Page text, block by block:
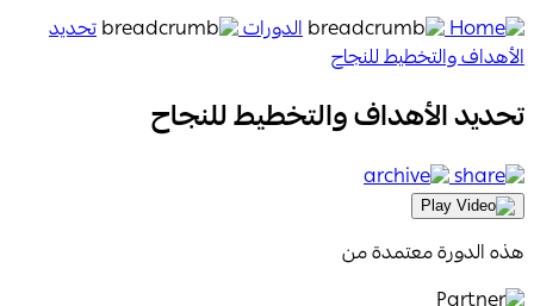
Aanaab
Home
Icon
الدورات
تحديد
الأهداف والتخطيط للنجاح
تحديد الأهداف والتخطيط للنجاح
share
Icon
archive
Play
Icon
هذه الدورة معتمدة من